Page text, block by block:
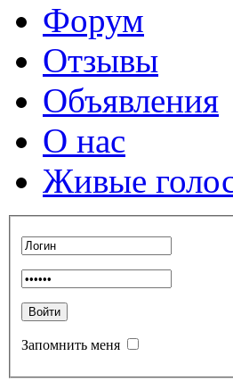
Форум
Отзывы
Объявления
О нас
Живые
Запомнить меня